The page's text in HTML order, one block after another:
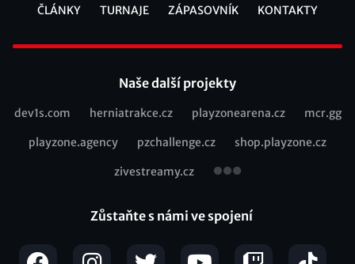
ČLÁNKY TURNAJE ZÁPASOVNÍK KONTAKTY
Naše další projekty
Recommended
dev1s.com herniatrakce.cz playzonearena.cz mcr.gg
playzone.agency pzchallenge.cz shop.playzone.cz
zivestreamy.cz
Zůstaňte s námi ve spojení